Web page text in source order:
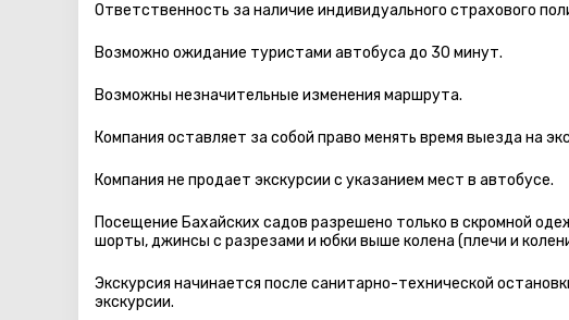
Ответственность за наличие индивидуального страхового
Возможно ожидание туристами автобуса до 30 минут.
Возможны незначительные изменения маршрута.
Компания оставляет за собой право менять время выезда на
Компания не продает экскурсии с указанием мест в автобуcе.
Посещение Бахайских садов разрешено только в скромной
шорты, джинсы с разрезами и юбки выше колена (плечи и
Экскурсия начинается после санитарно-технической
экскурсии.